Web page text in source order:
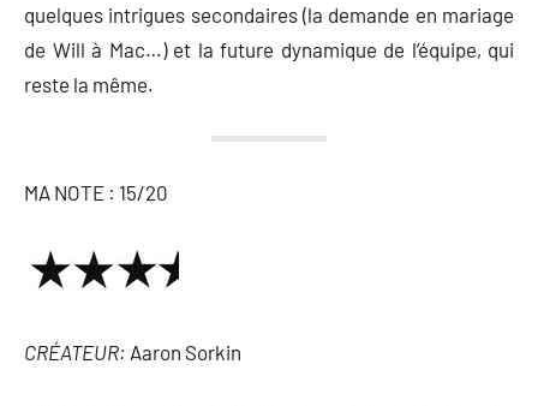
quelques intrigues secondaires (la demande en mariage
de Will à Mac…) et la future dynamique de l’équipe, qui
reste la même.
MA NOTE : 15/20
CRÉATEUR: Aaron Sorkin